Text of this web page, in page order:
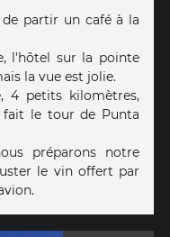
partir un café à la
l'hôtel sur la pointe
la vue est jolie.
4 petits kilomètres,
fait le tour de Punta
préparons notre
le vin offert par